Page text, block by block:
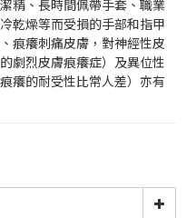
精、長時間佩帶手套、職業
乾燥等而受損的手部和指甲
痕癢刺痛皮膚，對神經性皮
劇烈皮膚痕癢症）及異位性
癢的耐受性比常人差）亦有